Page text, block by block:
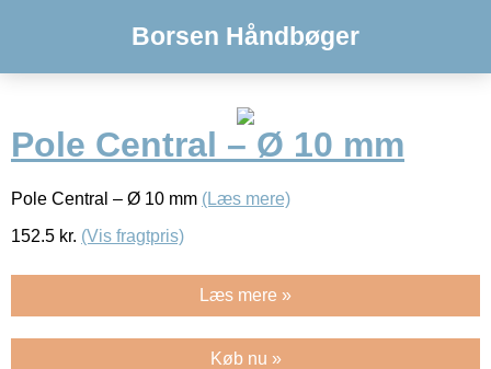
Borsen Håndbøger
Pole Central – Ø 10 mm
Pole Central – Ø 10 mm (Læs mere)
152.5 kr. (Vis fragtpris)
Læs mere »
Køb nu »